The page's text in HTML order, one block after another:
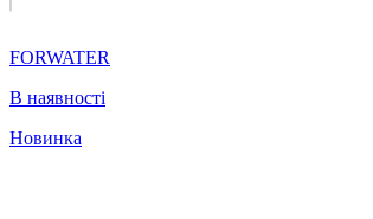
FORWATER
В наявності
Новинка